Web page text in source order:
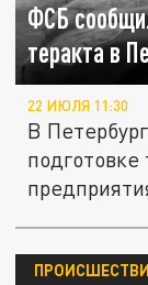
ФСБ
теракта в
22 ИЮЛЯ 11:30
В
подготовке